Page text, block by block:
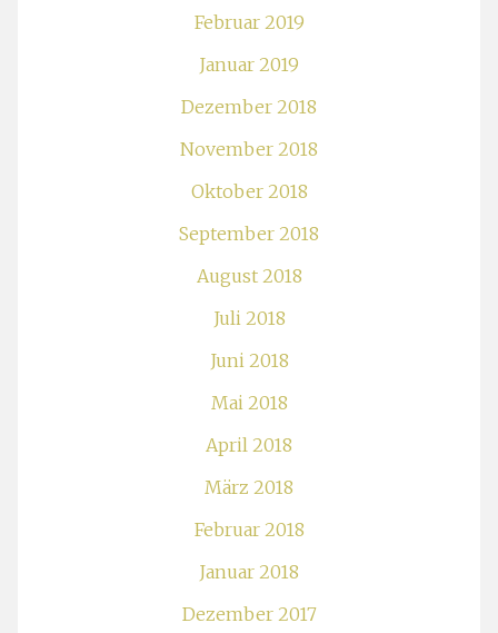
Februar 2019
Januar 2019
Dezember 2018
November 2018
Oktober 2018
September 2018
August 2018
Juli 2018
Juni 2018
Mai 2018
April 2018
März 2018
Februar 2018
Januar 2018
Dezember 2017